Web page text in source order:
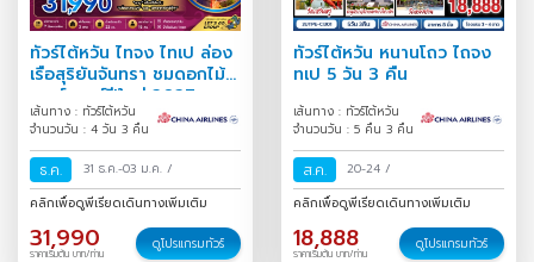
ทัวร์ไต้หวัน ไทจง ไทเป ล่อง
เรือสุริยันจันทรา ชมดอกไม้
เคาท์ดาวน์ปีใหม่ 2027
เส้นทาง : ทัวร์ไต้หวัน
จำนวนวัน : 4 วัน 3 คืน
ธ.ค. 31 ธ.ค.-03 ม.ค. /
คลิกเพื่อดูพีเรียดเดินทางเพิ่มเติม
31,990
ราคาเริ่มต้น บาท/ท่าน
ดูโปรแกรมทัวร์
ทัวร์ไต้หวัน หนานโถว ไถจง
ทเป 5 วัน 3 คืน
เส้นทาง : ทัวร์ไต้หวัน
จำนวนวัน : 5 คืน 3 คืน
ส.ค. 20-24 /
คลิกเพื่อดูพีเรียดเดินทางเพิ่มเติม
18,888
ราคาเริ่มต้น บาท/ท่าน
ดูโปรแกรมทัวร์